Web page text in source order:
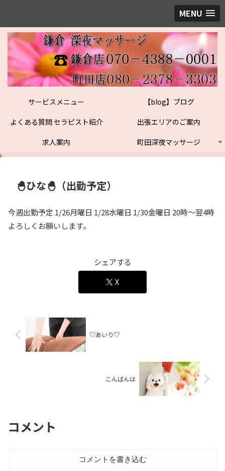
MENU
サービスメニュー
【blog】ブログ
よくある質問 セラピスト紹介
出張エリアのご案内
求人案内
町田深夜マッサージ
🐣ひな🐣（出勤予定）
今週出勤予定 1/26月曜日 1/28水曜日 1/30金曜日 20時〜翌4時
よろしくお願いします。
シェアする
X
♡あいり♡
こんばんは
コメント
コメントを書き込む